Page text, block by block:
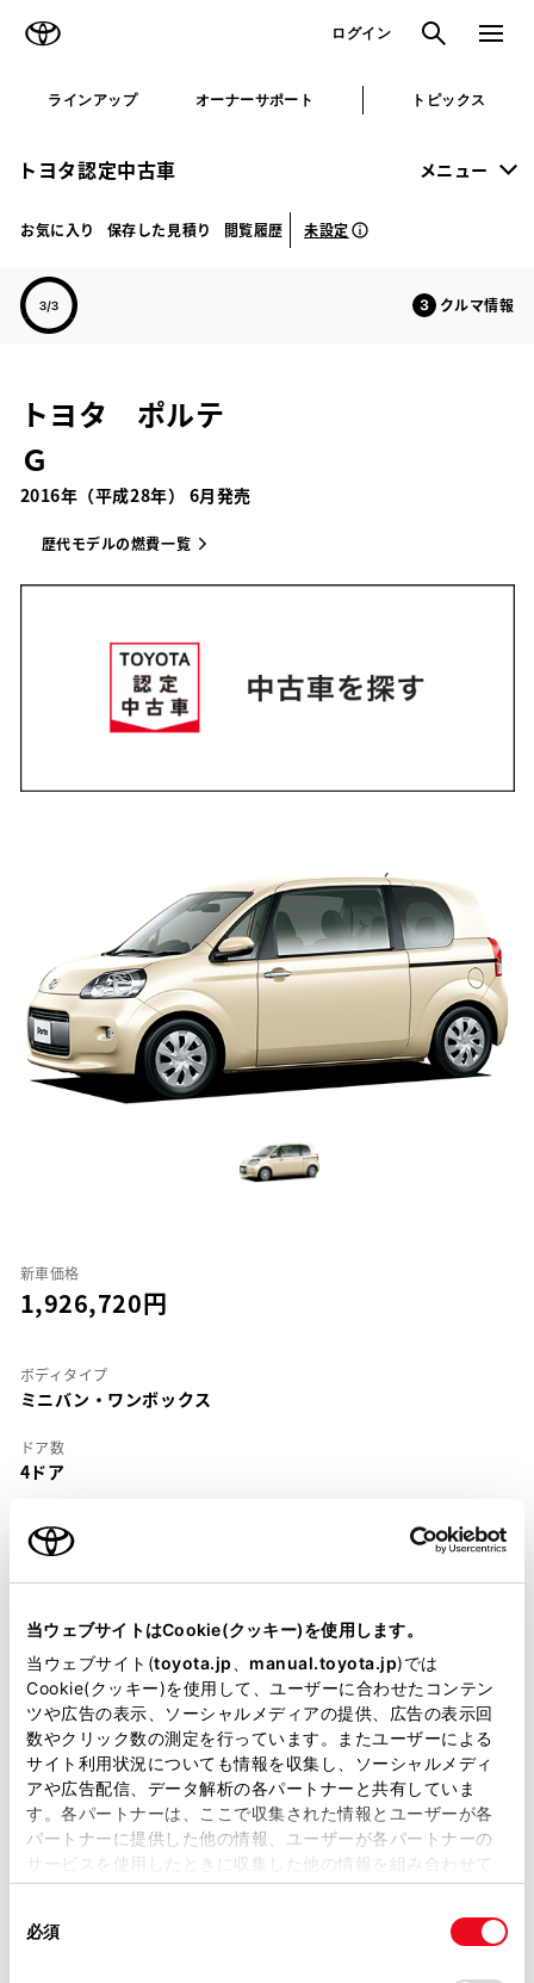
当ウェブサイトはCookie(クッキー)を使用します。
当ウェブサイト(toyota.jp manual.toyota.jp)では
Cookie(クッキー)を使用して、ユーザーに合わせたコンテン
ツや広告の表示、ソーシャルメディアの提供、広告の表示回
数やクリック数の測定を行っています。またユーザーによる
サイト利用状況についても情報を収集し、ソーシャルメディ
アや広告配信、データ解析の各パートナーと共有していま
す。各パートナーは、ここで収集された情報とユーザーが各
パートナーに提供した他の情報、ユーザーが各パートナーの
サービスを使用したときに収集した他の情報を組み合わせて
使用することがあります。当ウェブサイトの使用を続行する
必須
ログイン 検索 メニュ
ラインアップ オーナーサポート トピックス
トヨタ認定中古車 メニュー
お気に入り 保存した見積り 閲覧履歴 未設定
クルマ情報
トヨタ ポルテ
Ｇ
2016年（平成28年） 6月発売
歴代モデルの燃費一覧
新車価格
1,926,720
ボディタイプ
ミニバン・ワンボックス
ドア数
4ドア
5名
DBA-NSP141
全長×全幅×全高
3995×1695×1690mm
ホイールベース ※1
2600mm
トレッド前／後
1485/1475mm
室内長×室内幅×室内高